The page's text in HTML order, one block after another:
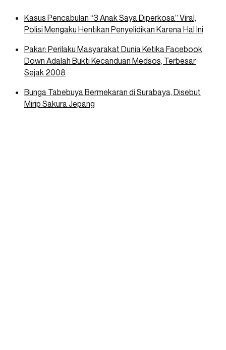
Kasus Pencabulan “3 Anak Saya Diperkosa” Viral,
Polisi Mengaku Hentikan Penyelidikan Karena Hal Ini
Pakar: Perilaku Masyarakat Dunia Ketika Facebook
Down Adalah Bukti Kecanduan Medsos, Terbesar
Sejak 2008
Bunga Tabebuya Bermekaran di Surabaya, Disebut
Mirip Sakura Jepang